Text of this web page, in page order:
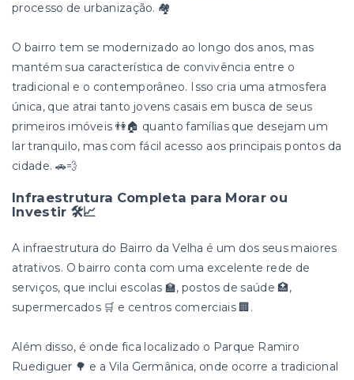
processo de urbanização. 🏘️
O bairro tem se modernizado ao longo dos anos, mas
mantém sua característica de convivência entre o
tradicional e o contemporâneo. Isso cria uma atmosfera
única, que atrai tanto jovens casais em busca de seus
primeiros imóveis 👫🏠 quanto famílias que desejam um
lar tranquilo, mas com fácil acesso aos principais pontos da
cidade. 🚗💨
Infraestrutura Completa para Morar ou
Investir 🛠️📈
A infraestrutura do Bairro da Velha é um dos seus maiores
atrativos. O bairro conta com uma excelente rede de
serviços, que inclui escolas 🏫, postos de saúde 🏥,
supermercados 🛒 e centros comerciais 🏢.
Além disso, é onde fica localizado o Parque Ramiro
Ruediguer 🌳 e a Vila Germânica, onde ocorre a tradicional